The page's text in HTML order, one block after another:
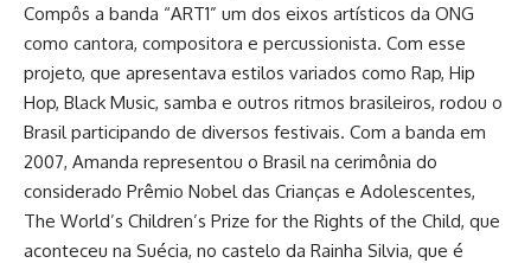
Compôs a banda “ART1” um dos eixos artísticos da ONG
como cantora, compositora e percussionista. Com esse
projeto, que apresentava estilos variados como Rap, Hip
Hop, Black Music, samba e outros ritmos brasileiros, rodou o
Brasil participando de diversos festivais. Com a banda em
2007, Amanda representou o Brasil na cerimônia do
considerado Prêmio Nobel das Crianças e Adolescentes,
The World’s Children’s Prize for the Rights of the Child, que
aconteceu na Suécia, no castelo da Rainha Silvia, que é